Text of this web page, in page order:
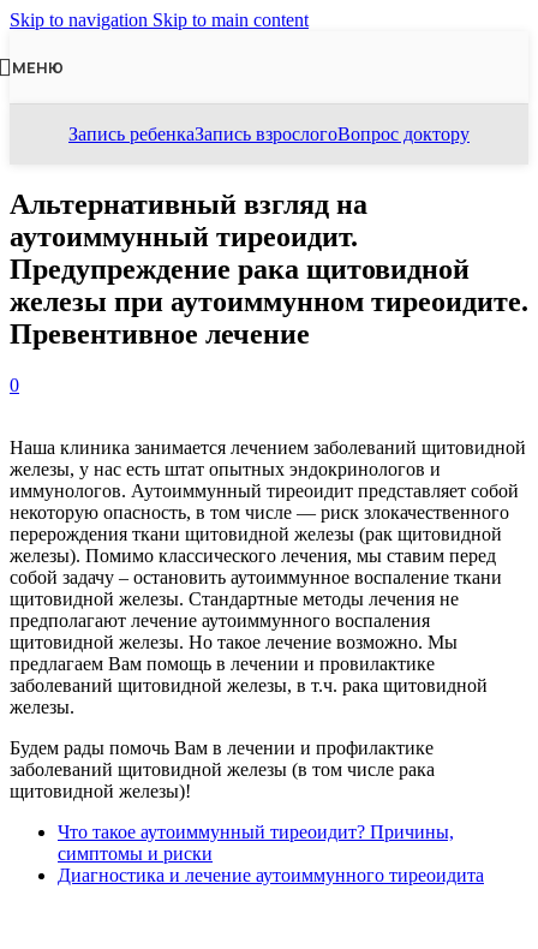
Skip to navigation Skip to main content
МЕНЮ
Запись ребенкаЗапись взрослогоВопрос доктору
Альтернативный взгляд на
аутоиммунный тиреоидит.
Предупреждение рака щитовидной
железы при аутоиммунном тиреоидите.
Превентивное лечение
0
Наша клиника занимается лечением заболеваний щитовидной
железы, у нас есть штат опытных эндокринологов и
иммунологов. Аутоиммунный тиреоидит представляет собой
некоторую опасность, в том числе — риск злокачественного
перерождения ткани щитовидной железы (рак щитовидной
железы). Помимо классического лечения, мы ставим перед
собой задачу – остановить аутоиммунное воспаление ткани
щитовидной железы. Стандартные методы лечения не
предполагают лечение аутоиммунного воспаления
щитовидной железы. Но такое лечение возможно. Мы
предлагаем Вам помощь в лечении и провилактике
заболеваний щитовидной железы, в т.ч. рака щитовидной
железы.
Будем рады помочь Вам в лечении и профилактике
заболеваний щитовидной железы (в том числе рака
щитовидной железы)!
Что такое аутоиммунный тиреоидит? Причины,
симптомы и риски
Диагностика и лечение аутоиммунного тиреоидита